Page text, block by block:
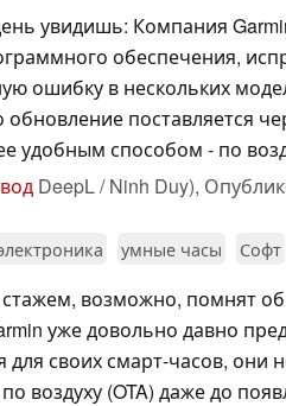
увидишь: Компания
обеспечения,
ошибку в нескольких
обновление поставляется
удобным способом - по
DeepL / Ninh Duy),
умные часы Софт
возможно, помнят
уже довольно давно
для своих смарт-часов, они
воздуху (OTA) даже до